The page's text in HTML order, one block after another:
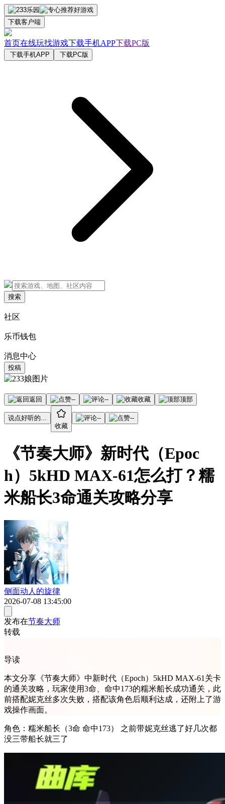
下载客户端
首页在线玩找游戏下载手机APP下载PC版
下载手机APP 下载PC版
搜索
社区
乐币钱包
消息中心
投稿
返回 -- -- 收藏 顶部
说点好听的...
收藏
-- --
《节奏大师》新时代（Epoc
h）5kHD MAX-61怎么打？糯
米船长3命通关攻略分享
侧面动人的旋律
2026-07-08 13:45:00
发布在节奏大师
转载
导读
本文分享《节奏大师》中新时代（Epoch）5kHD MAX-61关卡
的通关攻略，玩家使用3命、命中173的糯米船长成功通关，此
前搭配妮克丝多次失败，搭配该角色后顺利达成，还附上了游
戏操作画面。
角色：糯米船长（3命 命中173） 之前带妮克丝逃了好几次都
没三带船长就三了